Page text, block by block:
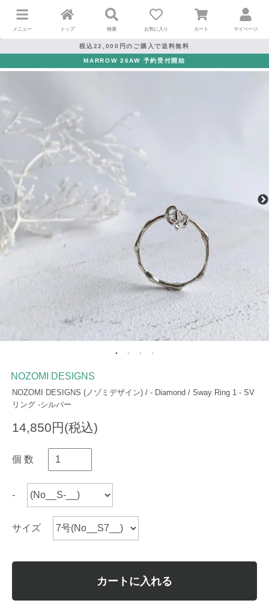
メニュー トップ 検索 お気に入り カート マイページ
税込22,000円のご購入で送料無料
MARROW 26AW 予約受付開始
NOZOMI DESIGNS
NOZOMI DESIGNS (ノゾミデザイン) / - Diamond / Sway Ring 1 - SV
リング -シルバー
14,850円(税込)
個 数
-
サイズ
カートに入れる